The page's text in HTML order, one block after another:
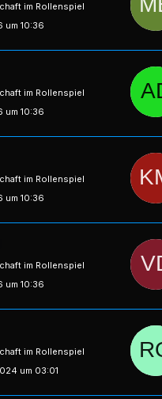
im Rollenspiel
um 10:36
im Rollenspiel
um 10:36
im Rollenspiel
um 10:36
im Rollenspiel
um 10:36
im Rollenspiel
um 03:01